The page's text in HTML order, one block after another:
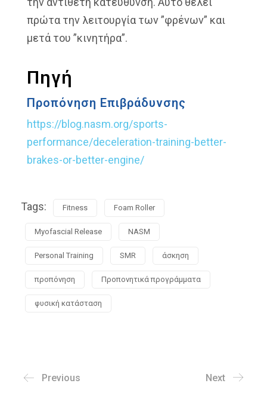
πρώτα την λειτουργία των ”φρένων” και
μετά του ”κινητήρα”.
Πηγή
Προπόνηση Επιβράδυνσης
https://blog.nasm.org/sports-
performance/deceleration-training-better-
brakes-or-better-engine/
Tags: Fitness Foam Roller
Myofascial Release NASM
Personal Training SMR άσκηση
προπόνηση Προπονητικά προγράμματα
φυσική κατάσταση
Previous Next